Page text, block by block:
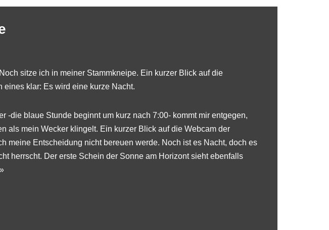
sitze ich in meiner Stammkneipe. Ein kurzer Blick auf die
eines klar: Es wird eine kurze Nacht.
-die blaue Stunde beginnt um kurz nach 7:00- kommt mir entgegen,
als mein Wecker klingelt. Ein kurzer Blick auf die Webcam der
meine Entscheidung nicht bereuen werde. Noch ist es Nacht, doch es
herrscht. Der erste Schein der Sonne am Horizont sieht ebenfalls